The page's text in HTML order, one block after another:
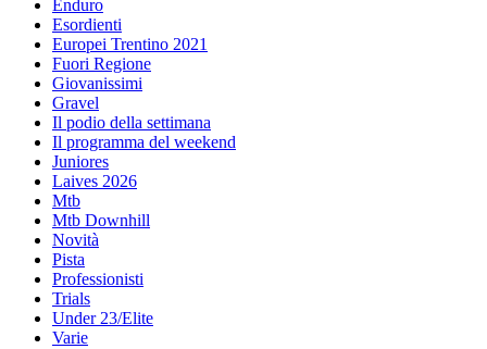
Enduro
Esordienti
Europei Trentino 2021
Fuori Regione
Giovanissimi
Gravel
Il podio della settimana
Il programma del weekend
Juniores
Laives 2026
Mtb
Mtb Downhill
Novità
Pista
Professionisti
Trials
Under 23/Elite
Varie